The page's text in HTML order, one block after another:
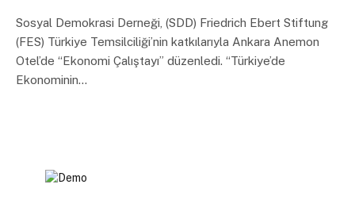
Sosyal Demokrasi Derneği, (SDD) Friedrich Ebert Stiftung
(FES) Türkiye Temsilciliği’nin katkılarıyla Ankara Anemon
Otel’de “Ekonomi Çalıştayı” düzenledi. “Türkiye’de
Ekonominin…